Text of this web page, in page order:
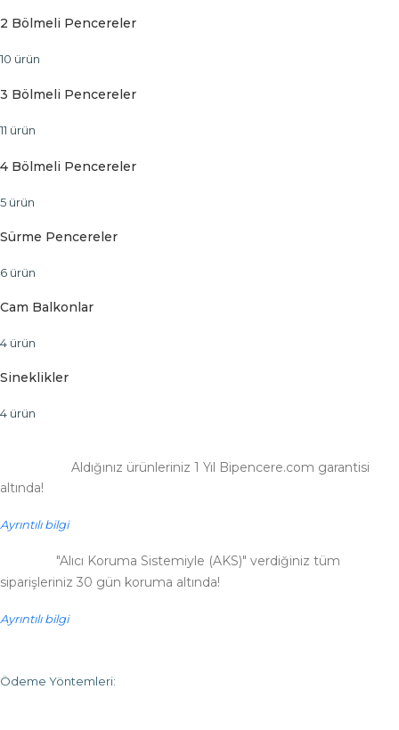
2 Bölmeli Pencereler
10 ürün
3 Bölmeli Pencereler
11 ürün
4 Bölmeli Pencereler
5 ürün
Sürme Pencereler
6 ürün
Cam Balkonlar
4 ürün
Sineklikler
4 ürün
Aldığınız ürünleriniz 1 Yıl Bipencere.com garantisi
altında!
Ayrıntılı bilgi
"Alıcı Koruma Sistemiyle (AKS)" verdiğiniz tüm
siparişleriniz 30 gün koruma altında!
Ayrıntılı bilgi
Ödeme Yöntemleri: